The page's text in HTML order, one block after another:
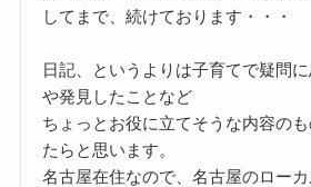
してまで、続けております・・・
日記、というよりは子育てで疑問
や発見したことなど
ちょっとお役に立てそうな内容の
たらと思います。
名古屋在住なので、名古屋のロー